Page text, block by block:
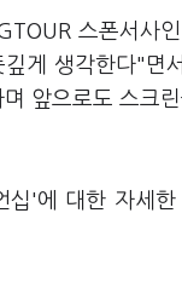
스폰서사
게 생각한다"
앞으로도 스크
'에 대한 자세